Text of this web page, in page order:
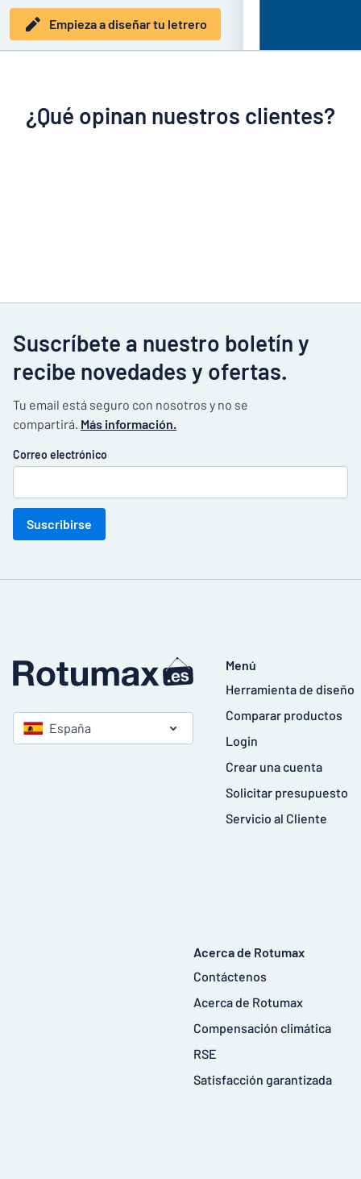
Empieza a diseñar tu letrero
¿Qué opinan nuestros clientes?
Suscríbete a nuestro boletín y
recibe novedades y ofertas.
Tu email está seguro con nosotros y no se
compartirá. Más información.
Correo electrónico
Suscribirse
España
Menú
Herramienta de diseño
Comparar productos
Login
Crear una cuenta
Solicitar presupuesto
Servicio al Cliente
Acerca de Rotumax
Contáctenos
Acerca de Rotumax
Compensación climática
RSE
Satisfacción garantizada